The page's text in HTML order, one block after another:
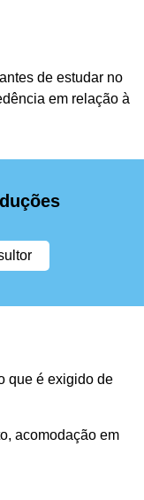
de estudar no
em relação à
que é exigido de
acomodação em